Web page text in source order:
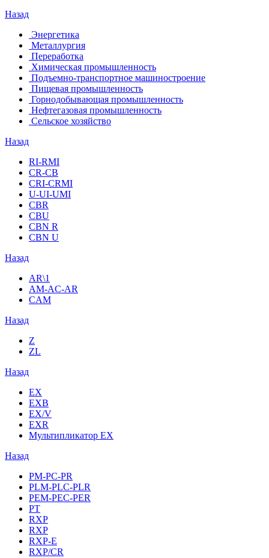
Назад
Энергетика
Металлургия
Переработка
Химическая промышленность
Подъемно-транспортное машиностроение
Пищевая промышленность
Горнодобывающая промышленность
Нефтегазовая промышленность
Сельское хозяйство
Назад
RI-RMI
CR-CB
СRI-СRMI
U-UI-UMI
CBR
CBU
CBN R
CBN U
Назад
AR\1
AM-AC-AR
CAM
Назад
Z
ZL
Назад
EX
EXB
EX/V
EXR
Мультипликатор EX
Назад
PM-PC-PR
PLM-PLC-PLR
PEM-PEC-PER
PT
RXP
RXP
RXP-E
RXP/CR